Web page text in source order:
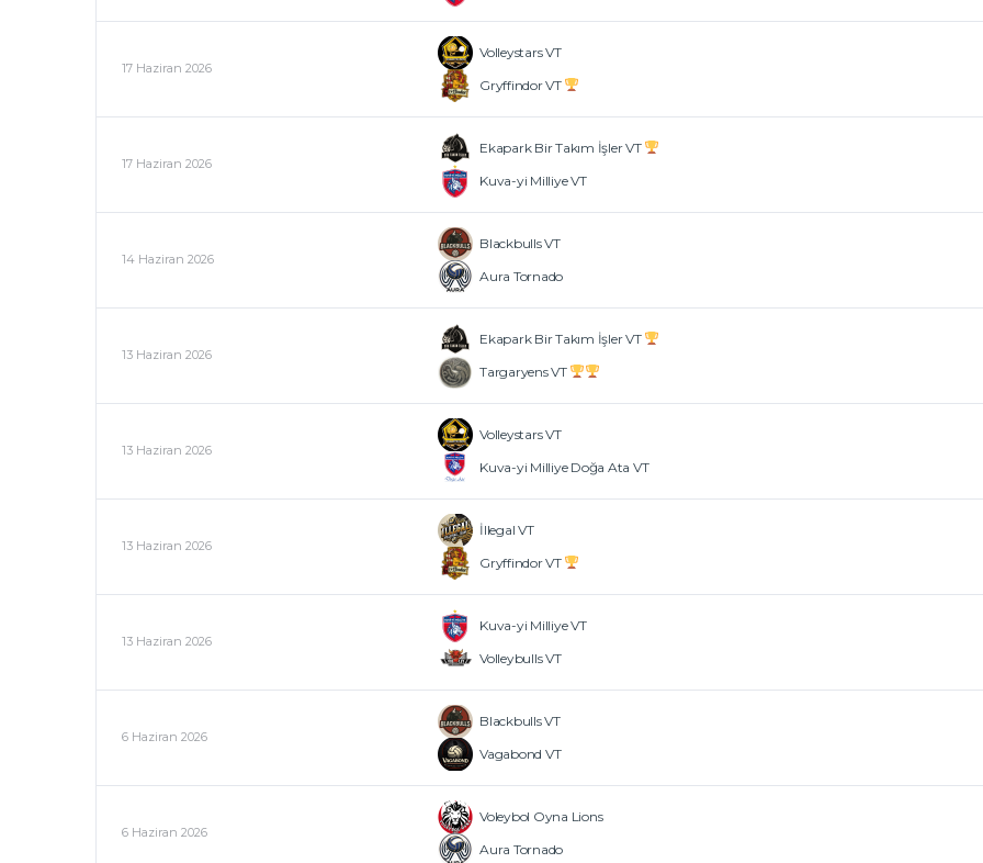
17 Haziran 2026
Volleystars VT
Gryffindor VT
17 Haziran 2026
Ekapark Bir Takım İşler VT
Kuva-yi Milliye VT
14 Haziran 2026
Blackbulls VT
Aura Tornado
13 Haziran 2026
Ekapark Bir Takım İşler VT
Targaryens VT
13 Haziran 2026
Volleystars VT
Kuva-yi Milliye Doğa Ata VT
13 Haziran 2026
İllegal VT
Gryffindor VT
13 Haziran 2026
Kuva-yi Milliye VT
Volleybulls VT
6 Haziran 2026
Blackbulls VT
Vagabond VT
6 Haziran 2026
Voleybol Oyna Lions
Aura Tornado